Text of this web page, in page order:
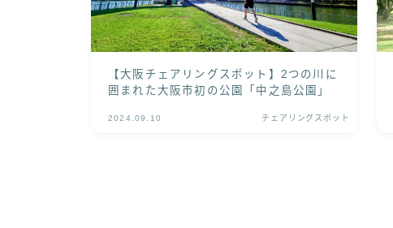
【大阪チェアリングスポット】2つの川に
囲まれた大阪市初の公園「中之島公園」
2024.09.10 チェアリングスポット